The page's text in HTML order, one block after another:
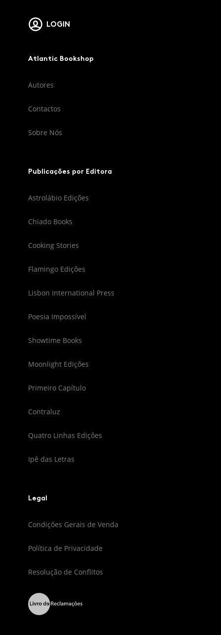
LOGIN
Atlantic Bookshop
Autores
Contactos
Sobre Nós
Publicações por Editora
Astrolábio Edições
Chiado Books
Cooking Stories
Flamingo Edições
Lisbon International Press
Poesia Impossível
Showtime Books
Moonlight Edições
Primeiro Capítulo
Contraluz
Quatro Linhas Edições
Ipê das Letras
Legal
Condições Gerais de Venda
Política de Privacidade
Resolução de Conflitos